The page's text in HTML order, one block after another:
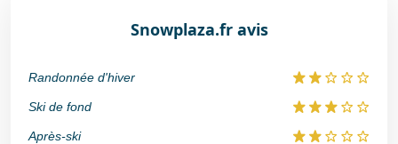
Snowplaza.fr avis
Randonnée d'hiver
Ski de fond
Après-ski